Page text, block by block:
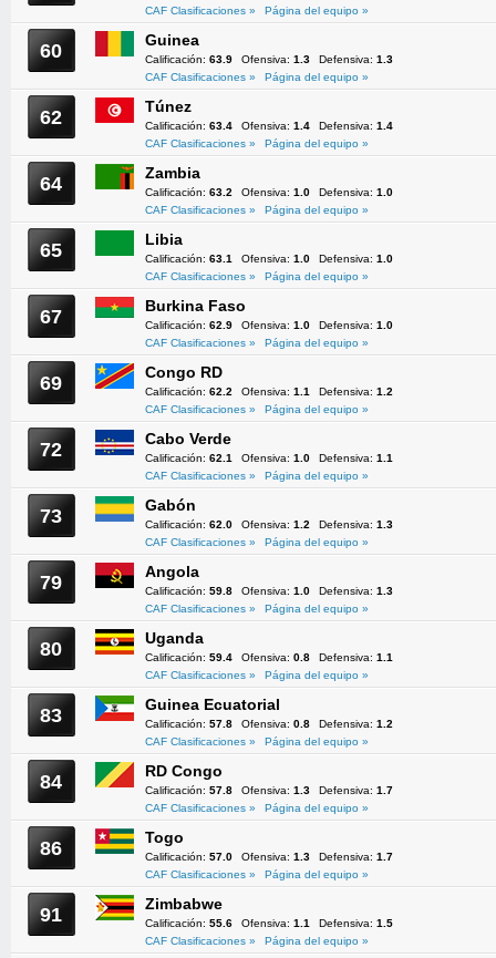
CAF Clasificaciones »
Página del equipo »
60 Guinea
Calificación: 63.9 Ofensiva: 1.3 Defensiva: 1.3
CAF Clasificaciones »
Página del equipo »
62 Túnez
Calificación: 63.4 Ofensiva: 1.4 Defensiva: 1.4
CAF Clasificaciones »
Página del equipo »
64 Zambia
Calificación: 63.2 Ofensiva: 1.0 Defensiva: 1.0
CAF Clasificaciones »
Página del equipo »
65 Libia
Calificación: 63.1 Ofensiva: 1.0 Defensiva: 1.0
CAF Clasificaciones »
Página del equipo »
67 Burkina Faso
Calificación: 62.9 Ofensiva: 1.0 Defensiva: 1.0
CAF Clasificaciones »
Página del equipo »
69 Congo RD
Calificación: 62.2 Ofensiva: 1.1 Defensiva: 1.2
CAF Clasificaciones »
Página del equipo »
72 Cabo Verde
Calificación: 62.1 Ofensiva: 1.0 Defensiva: 1.1
CAF Clasificaciones »
Página del equipo »
73 Gabón
Calificación: 62.0 Ofensiva: 1.2 Defensiva: 1.3
CAF Clasificaciones »
Página del equipo »
79 Angola
Calificación: 59.8 Ofensiva: 1.0 Defensiva: 1.3
CAF Clasificaciones »
Página del equipo »
80 Uganda
Calificación: 59.4 Ofensiva: 0.8 Defensiva: 1.1
CAF Clasificaciones »
Página del equipo »
83 Guinea Ecuatorial
Calificación: 57.8 Ofensiva: 0.8 Defensiva: 1.2
CAF Clasificaciones »
Página del equipo »
84 RD Congo
Calificación: 57.8 Ofensiva: 1.3 Defensiva: 1.7
CAF Clasificaciones »
Página del equipo »
86 Togo
Calificación: 57.0 Ofensiva: 1.3 Defensiva: 1.7
CAF Clasificaciones »
Página del equipo »
91 Zimbabwe
Calificación: 55.6 Ofensiva: 1.1 Defensiva: 1.5
CAF Clasificaciones »
Página del equipo »